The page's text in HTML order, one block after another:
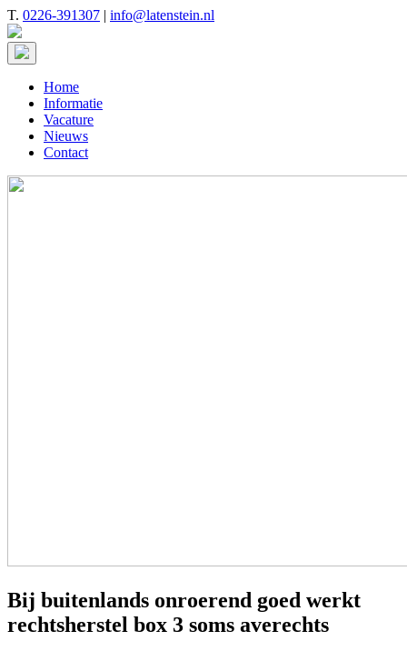
T. 0226-391307 | info@latenstein.nl
Home
Informatie
Vacature
Nieuws
Contact
Bij buitenlands onroerend goed werkt
rechtsherstel box 3 soms averechts